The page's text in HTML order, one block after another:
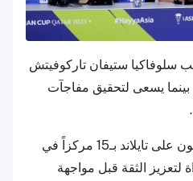
سلوفاكيا ستيفان تاركوفيتش
بينما يسعى لتحقيق مفاجآت
الصقور البيضاء، الذين يتفوقون على تايلاند بـ15 مركزاً في
لتعزيز الثقة قبل مواجهة